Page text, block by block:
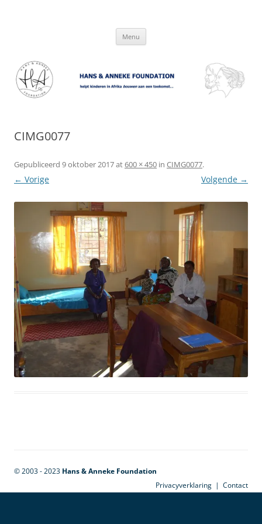
Menu
CIMG0077
Gepubliceerd 9 oktober 2017at600 × 450 in CIMG0077.
← Vorige Volgende →
© 2003 - 2023 Hans & Anneke Foundation
Privacyverklaring | Contact